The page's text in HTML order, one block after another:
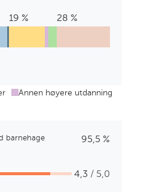
Barnehagelærer
Annen
Barne-
Annen
Annen
Annen
1
%
Annen
pedagogisk
19 %
Barne-
og
%
Annen
høyere
%
Annen
fagarbeiderutdanning
28 %
Annen
bakgrunn
Annen høyere utdanning
barnehage 95,5 %
4,3 / 5,0